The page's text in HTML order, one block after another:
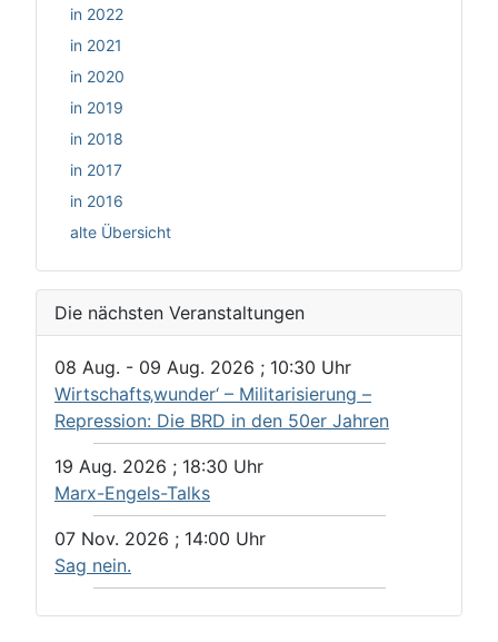
in 2022
in 2021
in 2020
in 2019
in 2018
in 2017
in 2016
alte Übersicht
Die nächsten Veranstaltungen
08 Aug. - 09 Aug. 2026 ; 10:30 Uhr
Wirtschafts‚wunder‘ – Militarisierung –
Repression: Die BRD in den 50er Jahren
19 Aug. 2026 ; 18:30 Uhr
Marx-Engels-Talks
07 Nov. 2026 ; 14:00 Uhr
Sag nein.